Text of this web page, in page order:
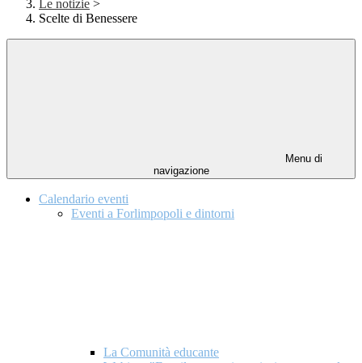
Le notizie >
Scelte di Benessere
Menu di
navigazione
Calendario eventi
Eventi a Forlimpopoli e dintorni
La Comunità educante